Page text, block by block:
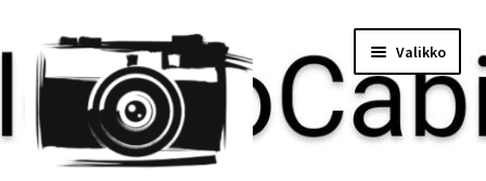
Siirry
navigointiin
Siirry
sisältöön
Valikko